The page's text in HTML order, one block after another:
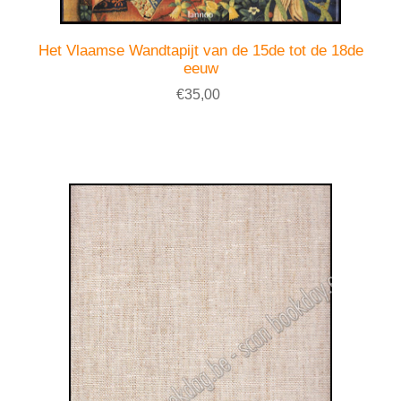
Het Vlaamse Wandtapijt van de 15de tot de 18de
eeuw
€35,00